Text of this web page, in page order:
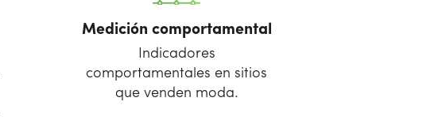
Medición comportamental
Indicadores
comportamentales en sitios
que venden moda.